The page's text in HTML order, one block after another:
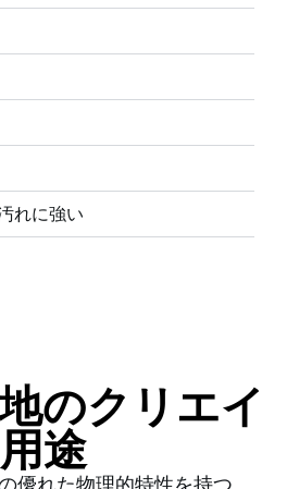
れに強い
のクリエイ
途
優れた物理的特性を持つ